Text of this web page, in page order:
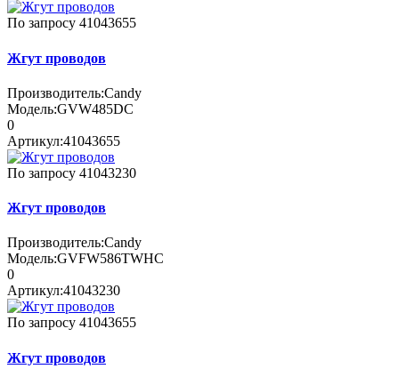
По запросу 41043655
Жгут проводов
Производитель:Candy
Модель:GVW485DC
0
Артикул:41043655
По запросу 41043230
Жгут проводов
Производитель:Candy
Модель:GVFW586TWHC
0
Артикул:41043230
По запросу 41043655
Жгут проводов